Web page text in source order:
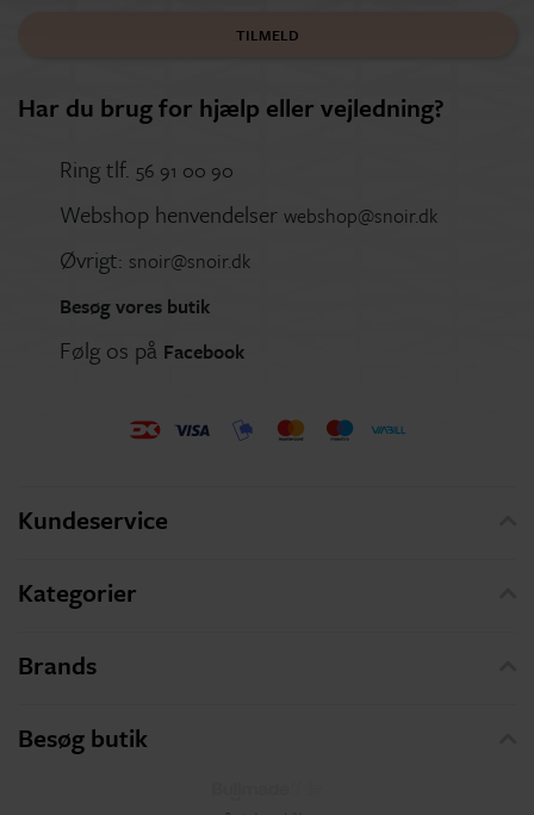
TILMELD
Har du brug for hjælp eller vejledning?
Ring tlf. 56 91 00 90
Webshop henvendelser webshop@snoir.dk
Øvrigt: snoir@snoir.dk
Besøg vores butik
Følg os på Facebook
Kundeservice
Kategorier
Brands
Besøg butik